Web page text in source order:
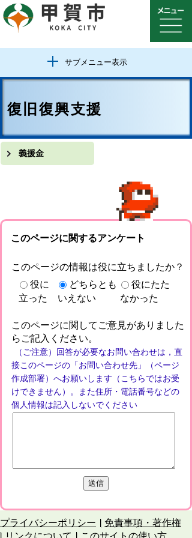
サブメニュー表示
復旧復興支援
義援金
このページに関するアンケート
このページの情報は役に立ちましたか？
役に
立った
どちらとも
いえない
役にたた
なかった
このページに関してご意見がありました
らご記入ください。
（ご注意）回答が必要なお問い合わせは，直
接このページの「お問い合わせ先」（ページ
作成部署）へお願いします（こちらではお受
けできません）。また住所・電話番号などの
個人情報は記入しないでください
プライバシーポリシー
免責事項・著作権
リンクについて
このサイトの使い方